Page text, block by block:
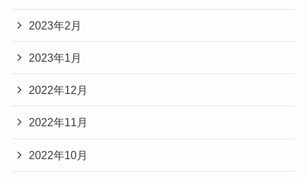
2023年2月
2023年1月
2022年12月
2022年11月
2022年10月